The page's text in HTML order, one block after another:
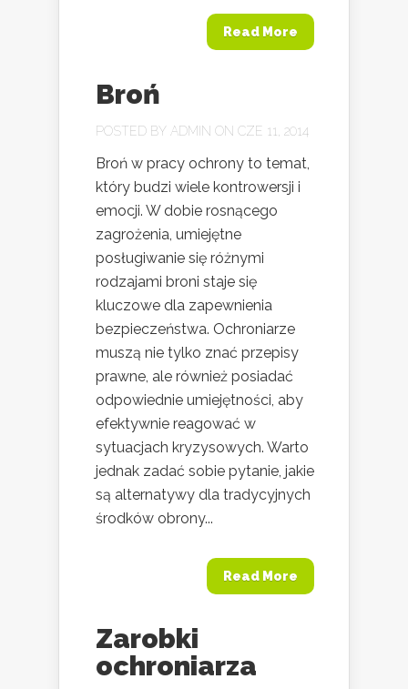
Read More
Broń
POSTED BY ADMIN ON CZE 11, 2014
Broń w pracy ochrony to temat,
który budzi wiele kontrowersji i
emocji. W dobie rosnącego
zagrożenia, umiejętne
posługiwanie się różnymi
rodzajami broni staje się
kluczowe dla zapewnienia
bezpieczeństwa. Ochroniarze
muszą nie tylko znać przepisy
prawne, ale również posiadać
odpowiednie umiejętności, aby
efektywnie reagować w
sytuacjach kryzysowych. Warto
jednak zadać sobie pytanie, jakie
są alternatywy dla tradycyjnych
środków obrony...
Read More
Zarobki
ochroniarza